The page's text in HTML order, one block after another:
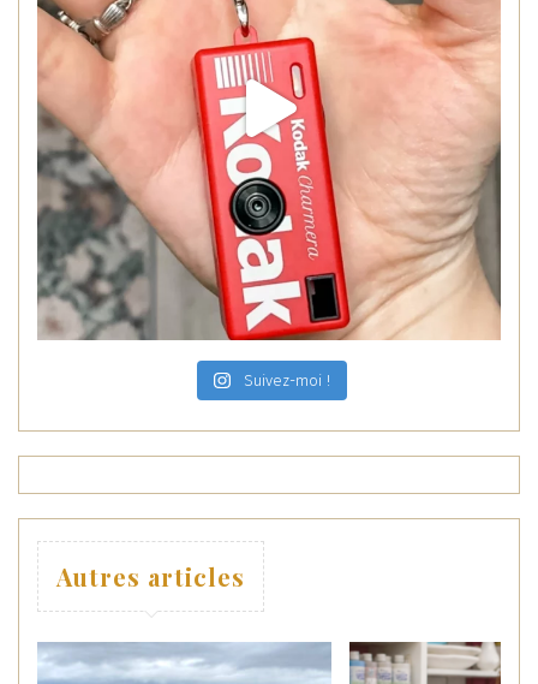
Suivez-moi !
Autres articles